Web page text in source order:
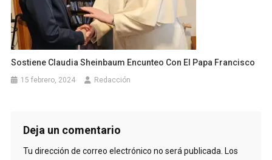
Sostiene Claudia Sheinbaum Encunteo Con El Papa Francisco
15 febrero, 2024 Redacción
Deja un comentario
Tu dirección de correo electrónico no será publicada. Los